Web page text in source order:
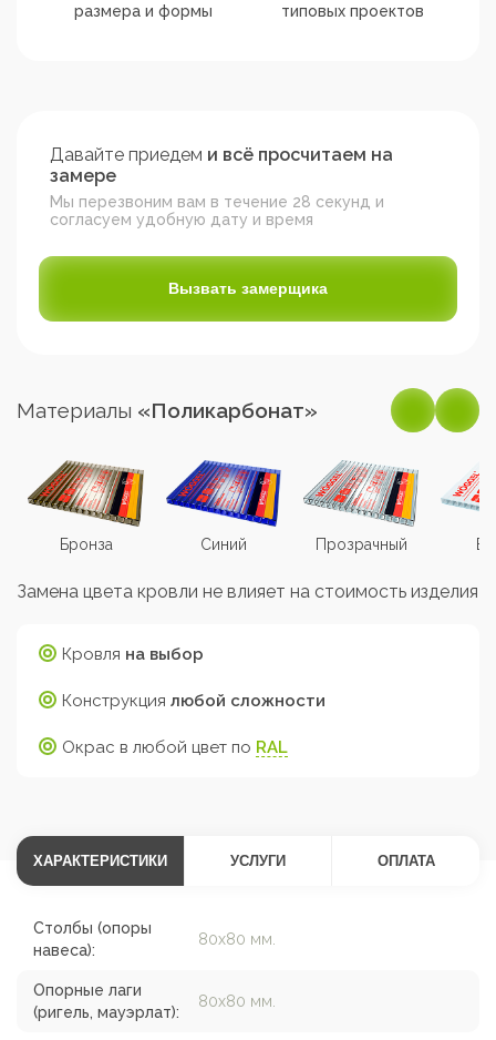
размера и формы
типовых проектов
Давайте приедем и всё просчитаем на
замере
Мы перезвоним вам в течение 28 секунд и
согласуем удобную дату и время
Вызвать замерщика
Материалы «Поликарбонат»
Бронза Синий Прозрачный
Замена цвета кровли не влияет на стоимость изделия
Кровля на выбор
Конструкция любой сложности
Окрас в любой цвет по RAL
ХАРАКТЕРИСТИКИ УСЛУГИ ОПЛАТА
Столбы (опоры
навеса):
80х80 мм.
Опорные лаги
(ригель, мауэрлат):
80х80 мм.